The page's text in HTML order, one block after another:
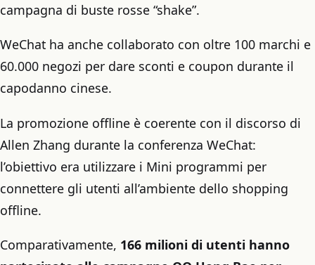
campagna di buste rosse “shake”.
WeChat ha anche collaborato con oltre 100 marchi e
60.000 negozi per dare sconti e coupon durante il
capodanno cinese.
La promozione offline è coerente con il discorso di
Allen Zhang durante la conferenza WeChat:
l’obiettivo era utilizzare i Mini programmi per
connettere gli utenti all’ambiente dello shopping
offline.
Comparativamente, 166 milioni di utenti hanno